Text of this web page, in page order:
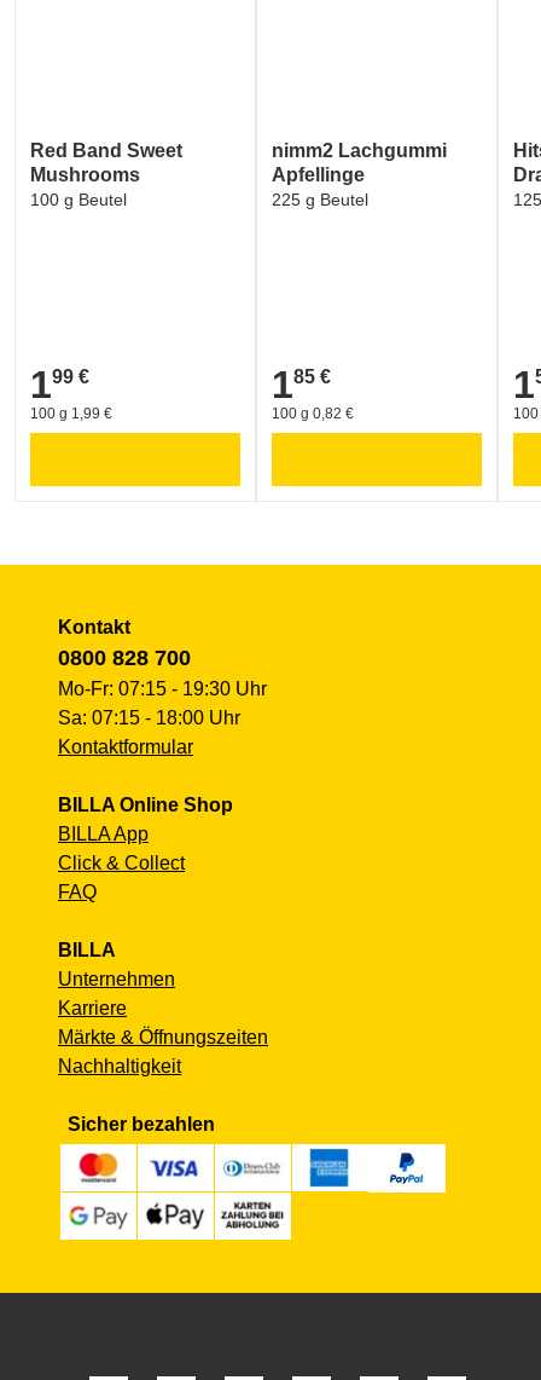
Red Band Sweet
Mushrooms
100 g Beutel
1,99 €
199 €
100 g 1,99 €
nimm2 Lachgummi
Apfellinge
225 g Beutel
1,85 €
185 €
100 g 0,82 €
1
Kontakt
0800 828 700
Mo-Fr: 07:15 - 19:30 Uhr
Sa: 07:15 - 18:00 Uhr
Kontaktformular
BILLA Online Shop
BILLA App
Click & Collect
FAQ
BILLA
Unternehmen
Karriere
Märkte & Öffnungszeiten
Nachhaltigkeit
Sicher bezahlen